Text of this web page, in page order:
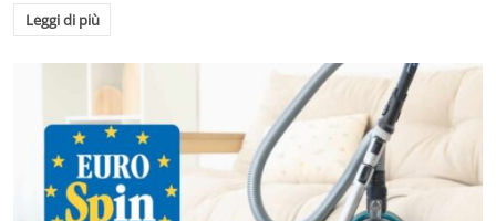
Leggi di più